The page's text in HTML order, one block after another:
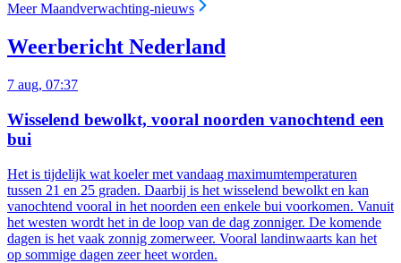
Meer Maandverwachting-nieuws
Weerbericht Nederland
7 aug, 07:37
Wisselend bewolkt, vooral noorden vanochtend een
bui
Het is tijdelijk wat koeler met vandaag maximumtemperaturen
tussen 21 en 25 graden. Daarbij is het wisselend bewolkt en kan
vanochtend vooral in het noorden een enkele bui voorkomen. Vanuit
het westen wordt het in de loop van de dag zonniger. De komende
dagen is het vaak zonnig zomerweer. Vooral landinwaarts kan het
op sommige dagen zeer heet worden.